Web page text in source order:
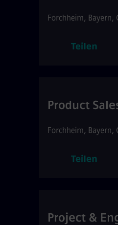
Forchheim, Bayern,
Teilen
Product
Forchheim, Bayern,
Teilen
Project &